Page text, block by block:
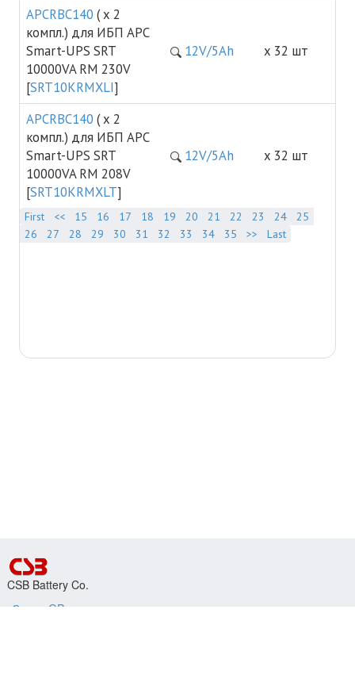
APCRBC140 ( х 2
компл.) для ИБП APC
Smart-UPS SRT
10000VA RM 230V
[SRT10KRMXLI]
12V/5Ah х 32 шт
APCRBC140 ( х 2
компл.) для ИБП APC
Smart-UPS SRT
10000VA RM 208V
[SRT10KRMXLT]
12V/5Ah х 32 шт
First << 15 16 17 18 19 20 21 22 23 24
25
26
27 28 29 30 31 32 33 34 35 >> Last
CSB Battery Co.
Серия GP